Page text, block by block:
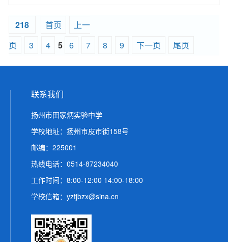
218 首页
上一
页
3 4 5 6 7 8 9 下一页 尾页
联系我们
扬州市田家炳实验中学
学校地址：扬州市皮市街158号
邮编：225001
热线电话：0514-87234040
工作时间：8:00-12:00 14:00-18:00
学校信箱：yztjbzx@sina.cn